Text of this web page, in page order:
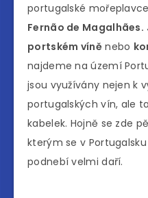
portugalské
Fernão de Magalhães.
portském víně nebo
najdeme na území
jsou využívány nejen k
portugalských vín, ale
kabelek. Hojně se zde
kterým se v
podnebí velmi daří.